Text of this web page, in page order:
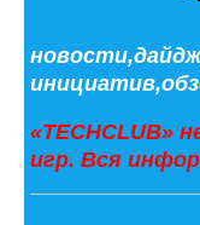
«TECHCLUB»
игр. Вся